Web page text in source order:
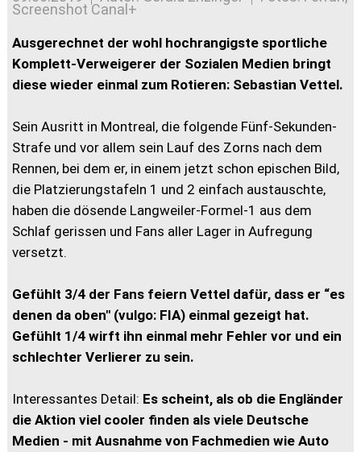
Screenshot Canal+
Ausgerechnet der wohl hochrangigste sportliche
Komplett-Verweigerer der Sozialen Medien bringt
diese wieder einmal zum Rotieren: Sebastian Vettel.
Sein Ausritt in Montreal, die folgende Fünf-Sekunden-
Strafe und vor allem sein Lauf des Zorns nach dem
Rennen, bei dem er, in einem jetzt schon epischen Bild,
die Platzierungstafeln 1 und 2 einfach austauschte,
haben die dösende Langweiler-Formel-1 aus dem
Schlaf gerissen und Fans aller Lager in Aufregung
versetzt.
Gefühlt 3/4 der Fans feiern Vettel dafür, dass er “es
denen da oben" (vulgo: FIA) einmal gezeigt hat.
Gefühlt 1/4 wirft ihn einmal mehr Fehler vor und ein
schlechter Verlierer zu sein.
Interessantes Detail: Es scheint, als ob die Engländer
die Aktion viel cooler finden als viele Deutsche
Medien - mit Ausnahme von Fachmedien wie Auto